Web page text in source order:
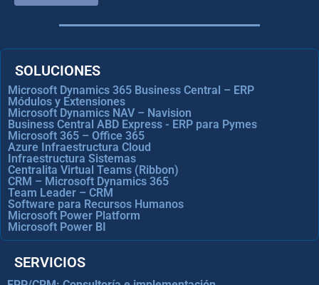
SOLUCIONES
Microsoft Dynamics 365 Business Central – ERP
Módulos y Extensiones
Microsoft Dynamics NAV – Navision
Business Central ABD Express - ERP para Pymes
Microsoft 365 – Office 365
Azure Infraestructura Cloud
Infraestructura Sistemas
Centralita Virtual Teams (Ribbon)
CRM – Microsoft Dynamics 365
Team Leader – CRM
Software para Recursos Humanos
Microsoft Power Platform
Microsoft Power BI
SERVICIOS